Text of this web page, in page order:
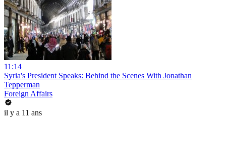
11:14
Syria's President Speaks: Behind the Scenes With Jonathan
Tepperman
Foreign Affairs
il y a 11 ans